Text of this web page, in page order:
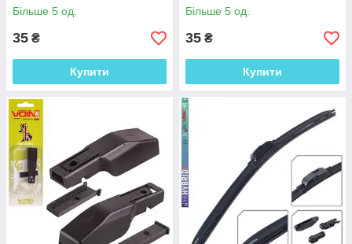
Більше 5 од.
35 ₴
Купити
Більше 5 од.
35 ₴
Купити